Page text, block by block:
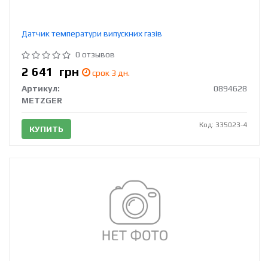
Датчик температури випускних газів
0 отзывов
2 641 грн
срок 3 дн.
Артикул:
0894628
METZGER
КУПИТЬ Код: 335023-4